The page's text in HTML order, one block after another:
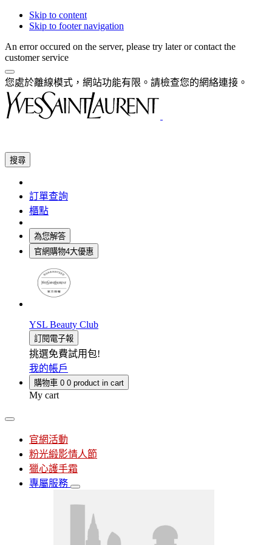
Skip to content
Skip to footer navigation
An error occured on the server, please try later or contact the
customer service
您處於離線模式，網站功能有限。請檢查您的網絡連接。
搜尋
訂單查詢
櫃點
為您解答
官網購物4大優惠
YSL Beauty Club
訂閱電子報
挑選免費試用包!
我的帳戶
購物車 0 0 product in cart
My cart
官網活動
粉光緞影情人節
獵心護手霜
專屬服務